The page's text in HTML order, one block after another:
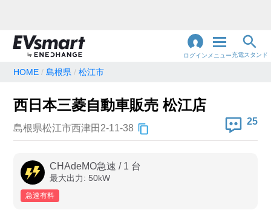
ログイン メニュー充電スタンド
地名・観光スポット・住所で検索
充電器の種類
急速充電器のみ表示
高速道路上のみ表示
HOME 島根県 松江市
西日本三菱自動車販売 松江店
島根県松江市西津田2-11-38
25
CHAdeMO急速 / 1 台
最大出力: 50kW
急速有料